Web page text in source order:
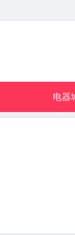
电器